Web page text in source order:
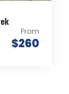
From
$260